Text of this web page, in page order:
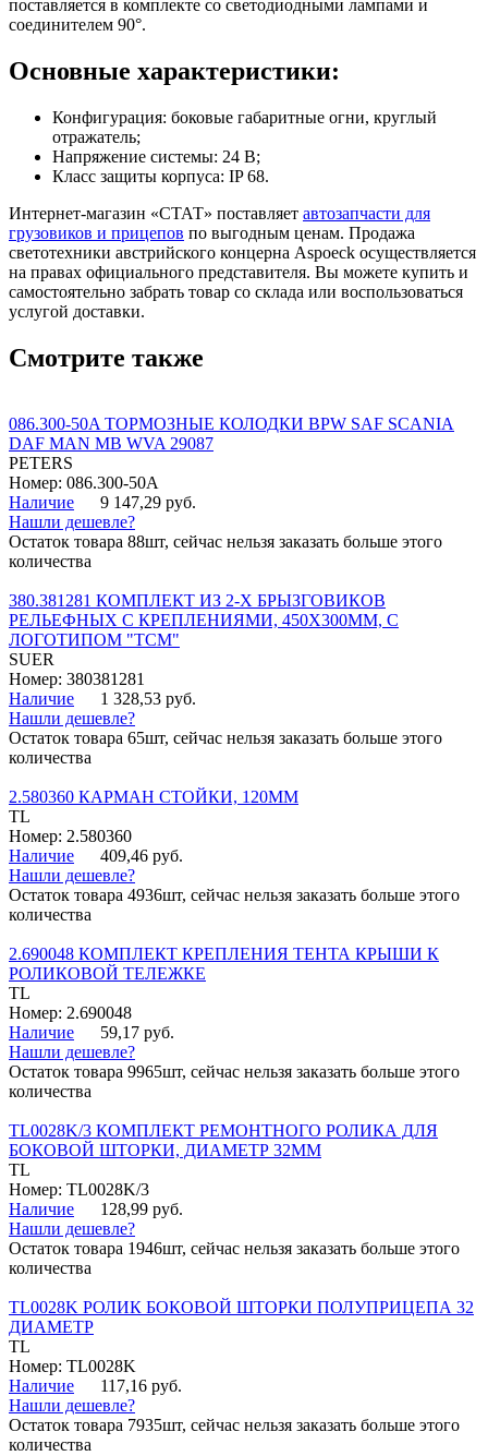
поставляется в комплекте со светодиодными лампами и
соединителем 90°.
Основные характеристики:
Конфигурация: боковые габаритные огни, круглый
отражатель;
Напряжение системы: 24 В;
Класс защиты корпуса: IP 68.
Интернет-магазин «СТАТ» поставляет автозапчасти для
грузовиков и прицепов по выгодным ценам. Продажа
светотехники австрийского концерна Aspoeck осуществляется
на правах официального представителя. Вы можете купить и
самостоятельно забрать товар со склада или воспользоваться
услугой доставки.
Смотрите также
086.300-50A ТОРМОЗНЫЕ КОЛОДКИ BPW SAF SCANIA
DAF MAN MB WVA 29087
PETERS
Номер: 086.300-50A
Наличие
9 147,29 руб.
Нашли дешевле?
Остаток товара 88шт, сейчас нельзя заказать больше этого
количества
380.381281 КОМПЛЕКТ ИЗ 2-Х БРЫЗГОВИКОВ
РЕЛЬЕФНЫХ С КРЕПЛЕНИЯМИ, 450Х300ММ, С
ЛОГОТИПОМ "ТСМ"
SUER
Номер: 380381281
Наличие
1 328,53 руб.
Нашли дешевле?
Остаток товара 65шт, сейчас нельзя заказать больше этого
количества
2.580360 КАРМАН СТОЙКИ, 120ММ
TL
Номер: 2.580360
Наличие
409,46 руб.
Нашли дешевле?
Остаток товара 4936шт, сейчас нельзя заказать больше этого
количества
2.690048 КОМПЛЕКТ КРЕПЛЕНИЯ ТЕНТА КРЫШИ К
РОЛИКОВОЙ ТЕЛЕЖКЕ
TL
Номер: 2.690048
Наличие
59,17 руб.
Нашли дешевле?
Остаток товара 9965шт, сейчас нельзя заказать больше этого
количества
TL0028K/3 КОМПЛЕКТ РЕМОНТНОГО РОЛИКА ДЛЯ
БОКОВОЙ ШТОРКИ, ДИАМЕТР 32ММ
TL
Номер: TL0028K/3
Наличие
128,99 руб.
Нашли дешевле?
Остаток товара 1946шт, сейчас нельзя заказать больше этого
количества
TL0028K РОЛИК БОКОВОЙ ШТОРКИ ПОЛУПРИЦЕПА 32
ДИАМЕТР
TL
Номер: TL0028K
Наличие
117,16 руб.
Нашли дешевле?
Остаток товара 7935шт, сейчас нельзя заказать больше этого
количества